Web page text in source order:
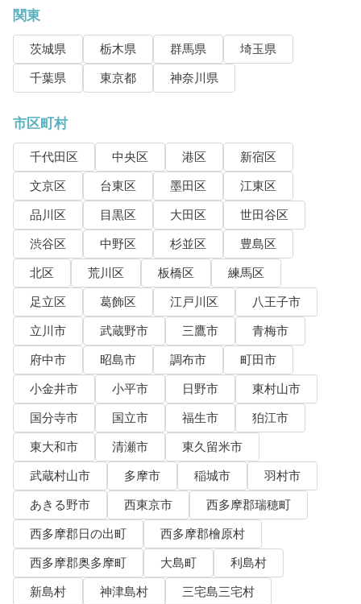
関東
茨城県 栃木県 群馬県
埼玉県
千葉県
東京都 神奈川県
市区町村
千代田区 中央区 港区
新宿区
文京区
台東区 墨田区
江東区
品川区
目黒区 大田区
世田谷区
渋谷区
中野区 杉並区
豊島区
北区
荒川区 板橋区
練馬区
足立区
葛飾区 江戸川区
八王子市
立川市
武蔵野市 三鷹市
青梅市
府中市
昭島市 調布市
町田市
小金井市
小平市 日野市
東村山市
国分寺市
国立市 福生市
狛江市
東大和市
清瀬市
東久留米市
武蔵村山市
多摩市 稲城市
羽村市
あきる野市
西東京市
西多摩郡瑞穂町
西多摩郡日の出町
西多摩郡檜原村
西多摩郡奥多摩町
大島町
利島村
新島村
神津島村
三宅島三宅村